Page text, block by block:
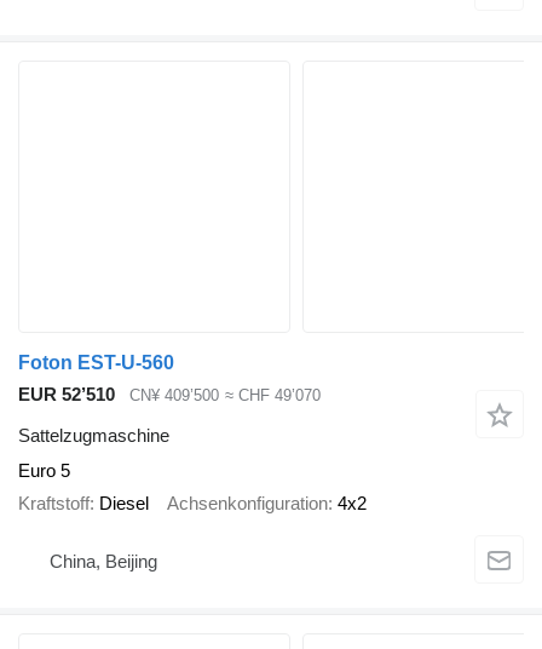
Foton EST-U-560
EUR 52’510
CN¥ 409’500 ≈ CHF 49’070
Sattelzugmaschine
Euro 5
Kraftstoff Diesel Achsenkonfiguration 4x2
China, Beijing